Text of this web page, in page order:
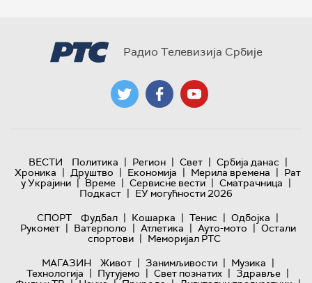
Радио Телевизија Србије
ВЕСТИ Политика | Регион | Свет | Србија данас |
Хроника | Друштво | Економија | Мерила времена | Рат
у Украјини | Време | Сервисне вести | Сматрачница |
Подкаст | ЕУ могућности 2026
СПОРТ
Фудбал | Кошарка | Тенис | Одбојка |
Рукомет | Ватерполо | Атлетика | Ауто-мото | Остали
спортови | Меморијал РТС
МАГАЗИН
Живот | Занимљивости | Музика |
Технологијa | Путујемо | Свет познатих | Здравље |